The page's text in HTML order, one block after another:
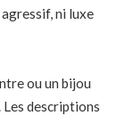
ni luxe
ou un bijou
descriptions